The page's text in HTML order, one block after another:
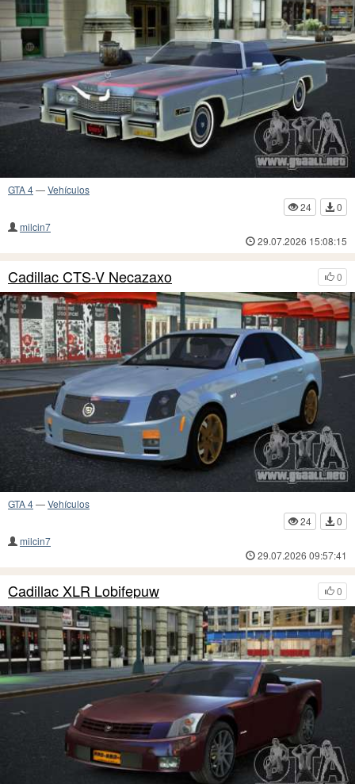
GTA 4—Vehículos
24
0
milcin7
29.07.2026 15:08:15
0
Cadillac CTS-V Necazaxo
GTA 4—Vehículos
24
0
milcin7
29.07.2026 09:57:41
0
Cadillac XLR Lobifepuw